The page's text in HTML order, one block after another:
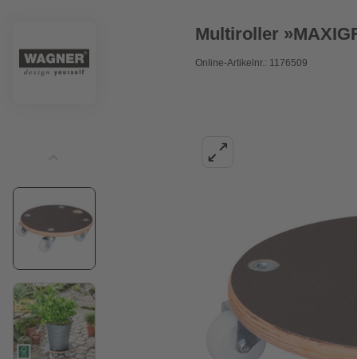
Multiroller
Online-Artikelnr.: 1176509